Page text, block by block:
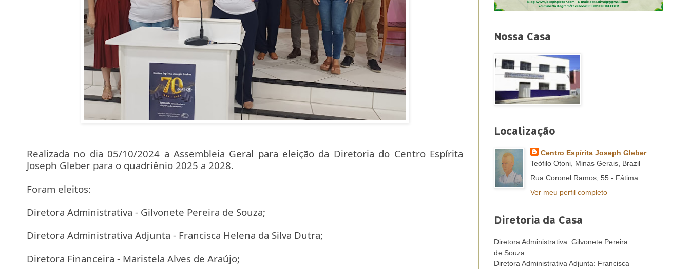
Realizada no dia 05/10/2024 a Assembleia Geral para eleição da Diretoria do Centro Espírita
Joseph Gleber para o quadriênio 2025 a 2028.
Foram eleitos:
Diretora Administrativa - Gilvonete Pereira de Souza;
Diretora Administrativa Adjunta - Francisca Helena da Silva Dutra;
Diretora Financeira - Maristela Alves de Araújo;
Nossa Casa
Localização
Centro Espírita Joseph Gleber
Teófilo Otoni, Minas Gerais, Brazil
Rua Coronel Ramos, 55 - Fátima
Ver meu perfil completo
Diretoria da Casa
Diretora Administrativa: Gilvonete Pereira
de Souza
Diretora Administrativa Adjunta: Francisca